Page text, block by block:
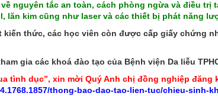
nguyên tắc an toàn, cách phòng ngừa và điều trị
lăn kim cũng như laser và các thiết bị phát năng
kiến thức, các học viên còn được cấp giấy chứng
gia các khoá đào tạo của Bệnh viện Da liễu
tình dục”, xin mời Quý Anh chị đồng nghiệp
thong-bao-dao-tao-lien-tuc/chieu-sinh-